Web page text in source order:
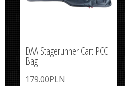
DAA Stagerunner Cart PCC
Bag
179.00PLN